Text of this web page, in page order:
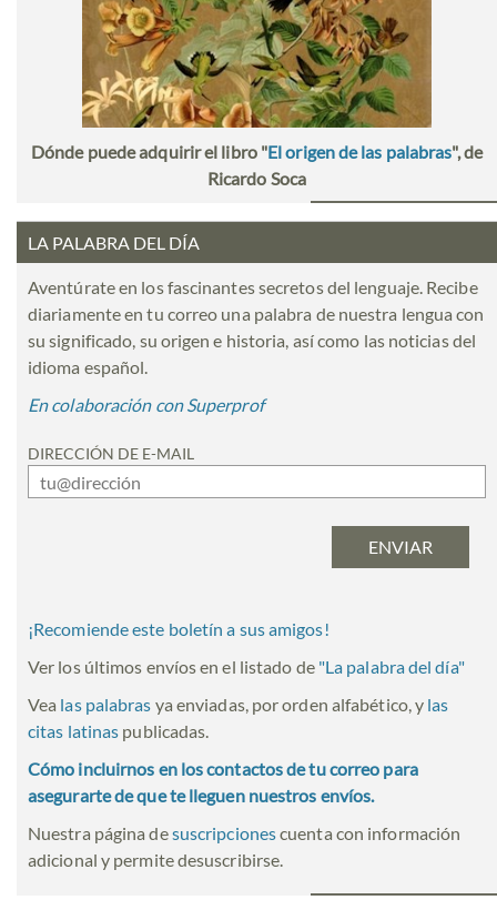
Dónde puede adquirir el libro "El origen de las palabras", de
Ricardo Soca
LA PALABRA DEL DÍA
Aventúrate en los fascinantes secretos del lenguaje. Recibe
diariamente en tu correo una palabra de nuestra lengua con
su significado, su origen e historia, así como las noticias del
idioma español.
En colaboración con Superprof
DIRECCIÓN DE E-MAIL
¡Recomiende este boletín a sus amigos!
Ver los últimos envíos en el listado de "La palabra del día"
Vea las palabras ya enviadas, por orden alfabético, y las
citas latinas publicadas.
Cómo incluirnos en los contactos de tu correo para
asegurarte de que te lleguen nuestros envíos.
Nuestra página desuscripcionescuenta con información
adicional y permite desuscribirse.